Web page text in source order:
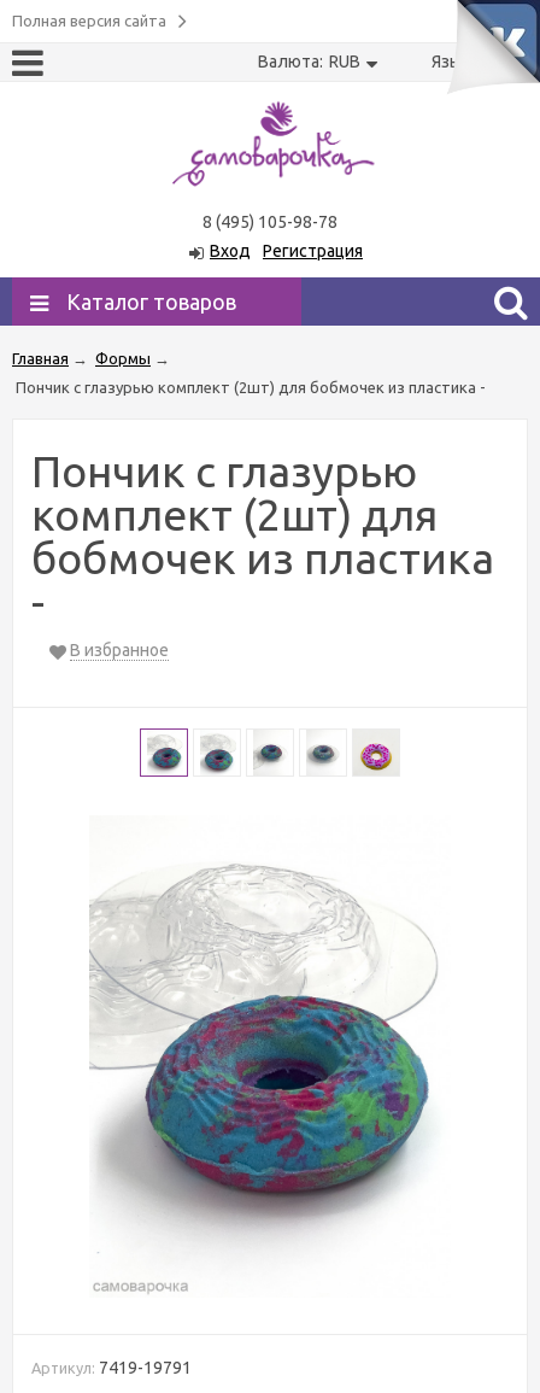
Полная версия сайта
Валюта: RUB Язык: USRU
8 (495) 105-98-78
Вход
Регистрация
Каталог товаров
Главная → Формы →
Пончик с глазурью комплект (2шт) для бобмочек из пластика -
Пончик с глазурью
комплект (2шт) для
бобмочек из пластика
-
В избранное
Артикул: 7419-19791